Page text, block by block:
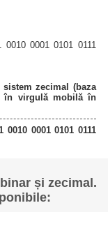
0001 0101 0111
zecimal (baza
în virgulă mobilă în
0010 0001 0101 0111
și zecimal.